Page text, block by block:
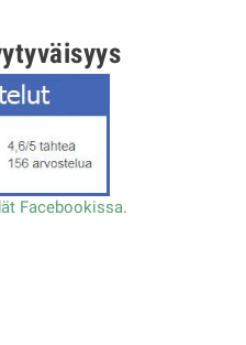
Facebookissa.